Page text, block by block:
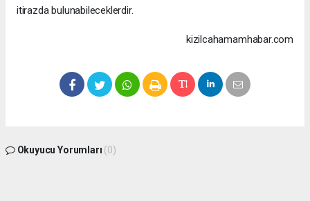
itirazda bulunabileceklerdir.
kizilcahamamhabar.com
Okuyucu Yorumları (0)